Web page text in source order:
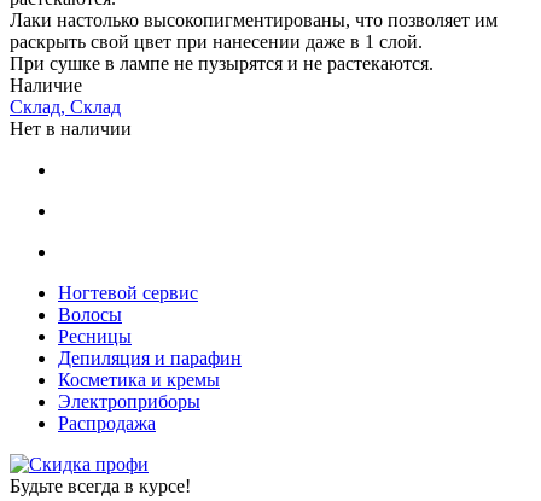
Лаки настолько высокопигментированы, что позволяет им
раскрыть свой цвет при нанесении даже в 1 слой.
При сушке в лампе не пузырятся и не растекаются.
Наличие
Склад, Склад
Нет в наличии
Ногтевой сервис
Волосы
Ресницы
Депиляция и парафин
Косметика и кремы
Электроприборы
Распродажа
Будьте всегда в курсе!